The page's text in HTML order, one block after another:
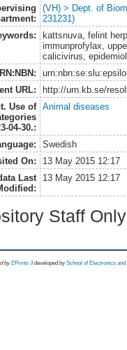
(VH) > Dept. of
231231)
kattsnuva, felint
immunprofylax,
calicivirus,
URL:
http://urn.kb.se/
Use of
04-30.:
Animal diseases
Swedish
On:
13 May 2015 12:17
Last
13 May 2015 12:17
Staff
byEPrints 3 developed by School of Electronics